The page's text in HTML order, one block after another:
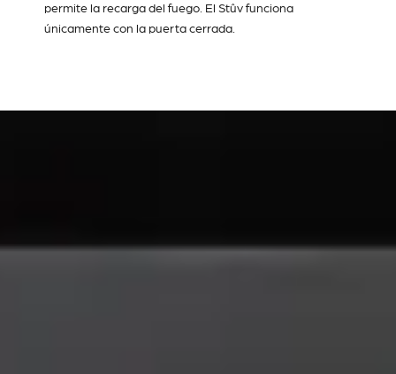
permite la recarga del fuego. El Stûv funciona
únicamente con la puerta cerrada.